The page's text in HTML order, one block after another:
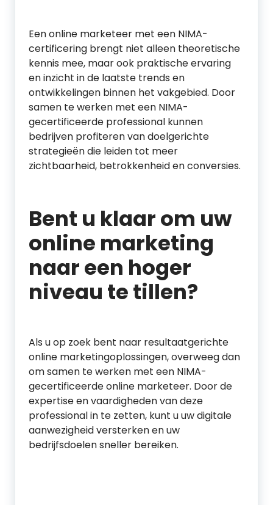
Een online marketeer met een NIMA-
certificering brengt niet alleen theoretische
kennis mee, maar ook praktische ervaring
en inzicht in de laatste trends en
ontwikkelingen binnen het vakgebied. Door
samen te werken met een NIMA-
gecertificeerde professional kunnen
bedrijven profiteren van doelgerichte
strategieën die leiden tot meer
zichtbaarheid, betrokkenheid en conversies.
Bent u klaar om uw
online marketing
naar een hoger
niveau te tillen?
Als u op zoek bent naar resultaatgerichte
online marketingoplossingen, overweeg dan
om samen te werken met een NIMA-
gecertificeerde online marketeer. Door de
expertise en vaardigheden van deze
professional in te zetten, kunt u uw digitale
aanwezigheid versterken en uw
bedrijfsdoelen sneller bereiken.